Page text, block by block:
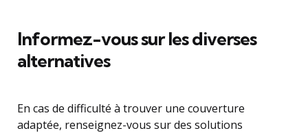
Informez-vous sur les diverses
alternatives
En cas de difficulté à trouver une couverture
adaptée, renseignez-vous sur des solutions